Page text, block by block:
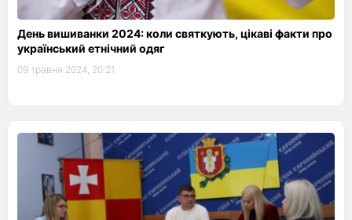
День вишиванки 2024: коли святкують, цікаві факти про
український етнічний одяг
09 травня 2024, 20:21